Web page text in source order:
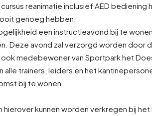
reanimatie inclusief AED
genoeg hebben.
een instructieavond bij te
Deze avond zal verzorgd worden door
medebewoner van Sportpark het
alle trainers, leiders en het
bij te wonen.
hierover kunnen worden verkregen bij het